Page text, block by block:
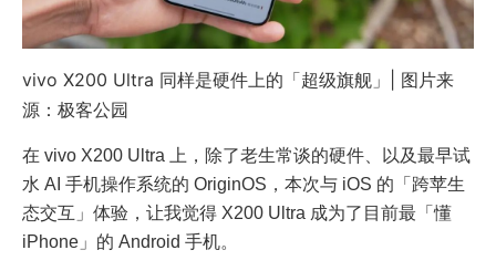
vivo X200 Ultra 同样是硬件上的「超级旗舰」| 图片来
源：极客公园
在 vivo X200 Ultra 上，除了老生常谈的硬件、以及最早试
水 AI 手机操作系统的 OriginOS，本次与 iOS 的「跨苹生
态交互」体验，让我觉得 X200 Ultra 成为了目前最「懂
iPhone」的 Android 手机。